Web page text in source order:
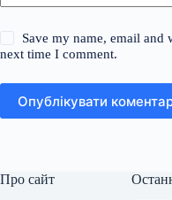
Save my name, email and
next time I comment.
Опублікувати
Про сайт